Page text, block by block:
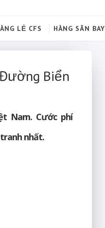
LẺ CFS HÀNG SÂN BAY
Biển
Nam. Cước phí
nhất.